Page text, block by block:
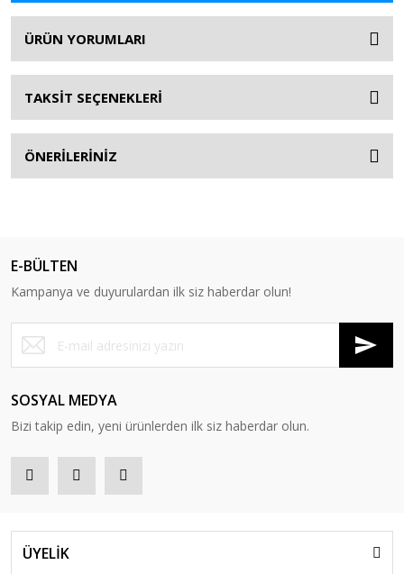
ÜRÜN YORUMLARI
TAKSİT SEÇENEKLERİ
ÖNERİLERİNİZ
E-BÜLTEN
Kampanya ve duyurulardan ilk siz haberdar olun!
SOSYAL MEDYA
Bizi takip edin, yeni ürünlerden ilk siz haberdar olun.
ÜYELİK